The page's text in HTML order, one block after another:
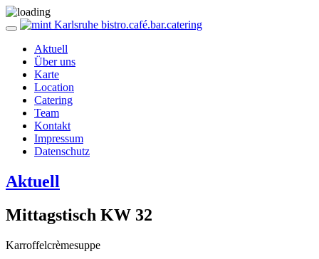
Aktuell
Über uns
Karte
Location
Catering
Team
Kontakt
Impressum
Datenschutz
Aktuell
Mittagstisch KW 32
Karroffelcrèmesuppe